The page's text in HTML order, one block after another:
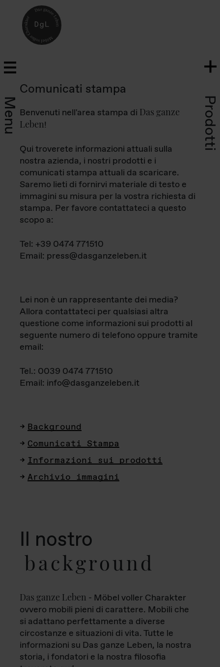
Menu Prodotti
Comunicati stampa
Benvenuti nell'area stampa di Das ganze
Leben!
Qui troverete informazioni attuali sulla
nostra azienda, i nostri prodotti e i
comunicati stampa attuali da scaricare.
Saremo lieti di fornirvi materiale di testo e
immagini su misura per la vostra richiesta di
stampa. Per favore contattateci a questo
scopo a:
Tel: +39 0474 771510
Email: press@dasganzeleben.it
Lei non è un rappresentante dei media?
Allora contattateci per qualsiasi altra
questione come informazioni sui prodotti al
seguente numero di telefono oppure tramite
email:
Tel.: 0039 0474 771510
Email: info@dasganzeleben.it
Background
Comunicati Stampa
Informazioni sui prodotti
Archivio immagini
Il nostro
background
Das ganze Leben - Möbel voller Charakter
ovvero mobili pieni di carattere. Mobili che
si adattano perfettamente a diverse
circostanze e situazioni di vita. Tutte le
informazioni su Das ganze Leben, la nostra
storia, i fondatori e la nostra filosofia